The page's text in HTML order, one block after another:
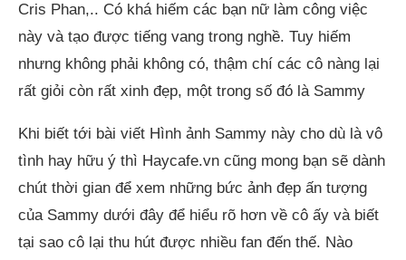
Cris Phan,.. Có khá hiếm các bạn nữ làm công việc
này và tạo được tiếng vang trong nghề. Tuy hiếm
nhưng không phải không có, thậm chí các cô nàng lại
rất giỏi còn rất xinh đẹp, một trong số đó là Sammy
Khi biết tới bài viết Hình ảnh Sammy này cho dù là vô
tình hay hữu ý thì Haycafe.vn cũng mong bạn sẽ dành
chút thời gian để xem những bức ảnh đẹp ấn tượng
của Sammy dưới đây để hiểu rõ hơn về cô ấy và biết
tại sao cô lại thu hút được nhiều fan đến thế. Nào